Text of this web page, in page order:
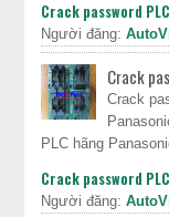
Crack password
Người đăng:
Crack
Crack
PLC hãng
Crack password
Người đăng: